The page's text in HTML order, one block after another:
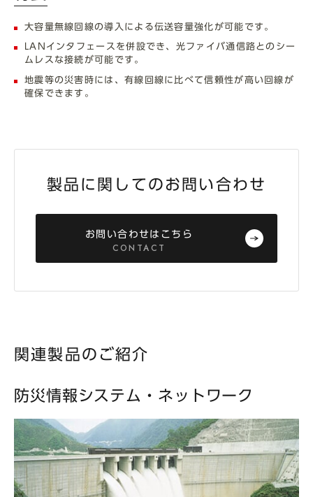
大容量無線回線の導入による伝送容量強化が可能です。
LANインタフェースを併設でき、光ファイバ通信路とのシー
ムレスな接続が可能です。
地震等の災害時には、有線回線に比べて信頼性が高い回線が
確保できます。
製品に関してのお問い合わせ
お問い合わせはこちら
CONTACT
関連製品のご紹介
防災情報システム・ネットワーク